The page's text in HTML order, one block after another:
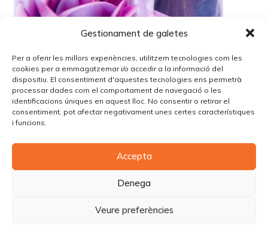
Gestionament de galetes
Per a oferir les millors experiències, utilitzem tecnologies com les
cookies per a emmagatzemar i/o accedir a la informació del
dispositiu. El consentiment d'aquestes tecnologies ens permetrà
processar dades com el comportament de navegació o les
identificacions úniques en aquest lloc. No consentir o retirar el
consentiment, pot afectar negativament unes certes característiques
i funcions.
Accepta
Denega
Veure preferències
Lo siento, debes estarconectadopara publicar un
comentario.
© Copyright Piùbella Models Agency
Designed ByCreative Corner Agency
Política de cookies
Carrer Tomàs Carreras Artau, nº 9 baixos, 17003, Girona